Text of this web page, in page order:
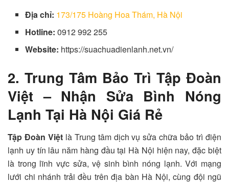
Địa chỉ: 173/175 Hoàng Hoa Thám, Hà Nội
Hotline: 0912 992 255
Website: https://suachuadienlanh.net.vn/
2. Trung Tâm Bảo Trì Tập Đoàn
Việt – Nhận Sửa Bình Nóng
Lạnh Tại Hà Nội Giá Rẻ
Tập Đoàn Việtlà Trung tâm dịch vụ sửa chữa bảo trì điện
lạnh uy tín lâu năm hàng đầu tại Hà Nội hiện nay, đặc biệt
là trong lĩnh vực sửa, vệ sinh bình nóng lạnh. Với mạng
lưới chi nhánh trải đều trên địa bàn Hà Nội, cùng đội ngũ